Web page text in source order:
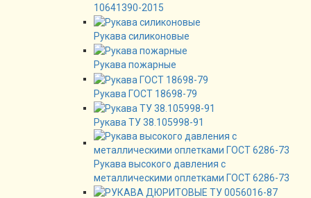
10641390-2015
Рукава силиконовые
Рукава пожарные
Рукава ГОСТ 18698-79
Рукава ТУ 38.105998-91
Рукава высокого давления с
металлическими оплетками ГОСТ 6286-73